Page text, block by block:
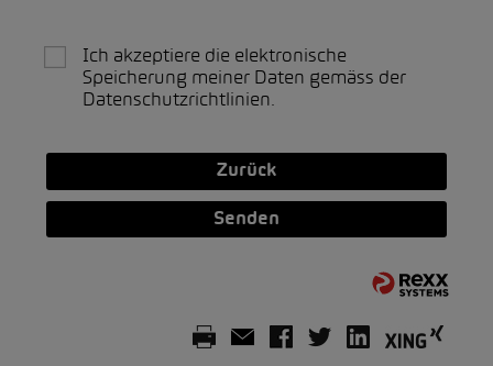
Ich akzeptiere die elektronische
Speicherung meiner Daten gemäss der
Datenschutzrichtlinien.
Zurück
Senden